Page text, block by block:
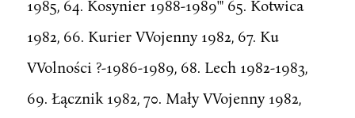
1985, 64. Kosynier 1988-1989'" 65. Kotwica
1982, 66. Kurier VVojenny 1982, 67. Ku
VVolności ?-1986-1989, 68. Lech 1982-1983,
69. Łącznik 1982, 70. Mały VVojenny 1982,